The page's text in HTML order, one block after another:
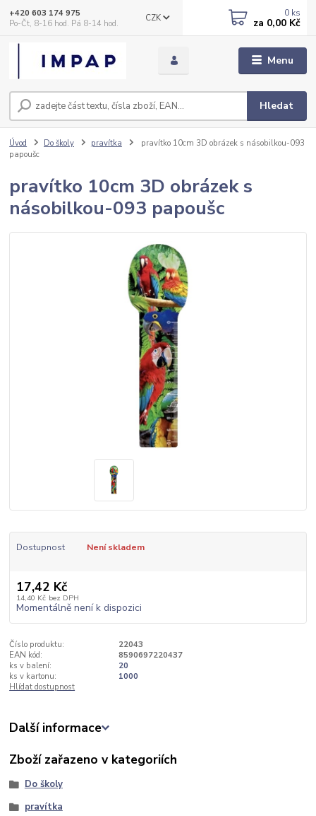
Menu
CZK
Hledat
+420 603 174 975
Po-Čt, 8-16 hod. Pá 8-14 hod.
0 ks
za 0,00 Kč
Úvod Do školy pravítka
pravítko 10cm 3D obrázek s násobilkou-093
papoušc
pravítko 10cm 3D obrázek s
násobilkou-093 papoušc
Dostupnost Není skladem
17,42 Kč
14,40 Kč bez DPH
Momentálně není k dispozici
Číslo produktu:
22043
EAN kód:
8590697220437
ks v balení:
20
ks v kartonu:
1000
Hlídat dostupnost
Další informace
Zboží zařazeno v kategoriích
Do školy
pravítka